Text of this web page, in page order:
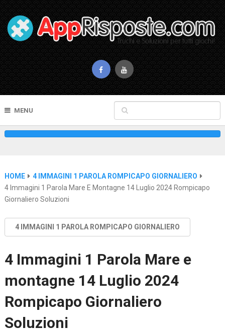
MENU
HOME
4 IMMAGINI 1 PAROLA ROMPICAPO GIORNALIERO
4 Immagini 1 Parola Mare E Montagne 14 Luglio 2024 Rompicapo
Giornaliero Soluzioni
4 IMMAGINI 1 PAROLA ROMPICAPO GIORNALIERO
4 Immagini 1 Parola Mare e
montagne 14 Luglio 2024
Rompicapo Giornaliero
Soluzioni